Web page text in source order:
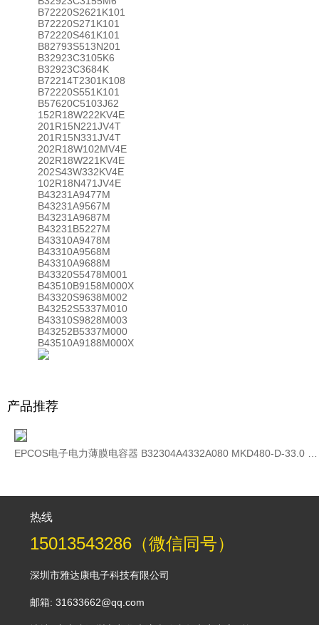
B72220S2621K101
B72220S271K101
B72220S461K101
B82793S513N201
B32923C3105K6
B32923C3684K
B72214T2301K108
B72220S551K101
B57620C5103J62
152R18W222KV4E
201R15N221JV4T
201R15N331JV4T
202R18W102MV4E
202R18W221KV4E
202S43W332KV4E
102R18N471JV4E
B43231A9477M
B43231A9567M
B43231A9687M
B43231B5227M
B43310A9478M
B43310A9568M
B43310A9688M
B43320S5478M001
B43510B9158M000X
B43320S9638M002
B43252S5337M010
B43310S9828M003
B43252B5337M000
B43510A9188M000X
产品推荐
热线
15013543286（微信同号）
深圳市雅达康电子科技有限公司
邮箱: 31633662@qq.com